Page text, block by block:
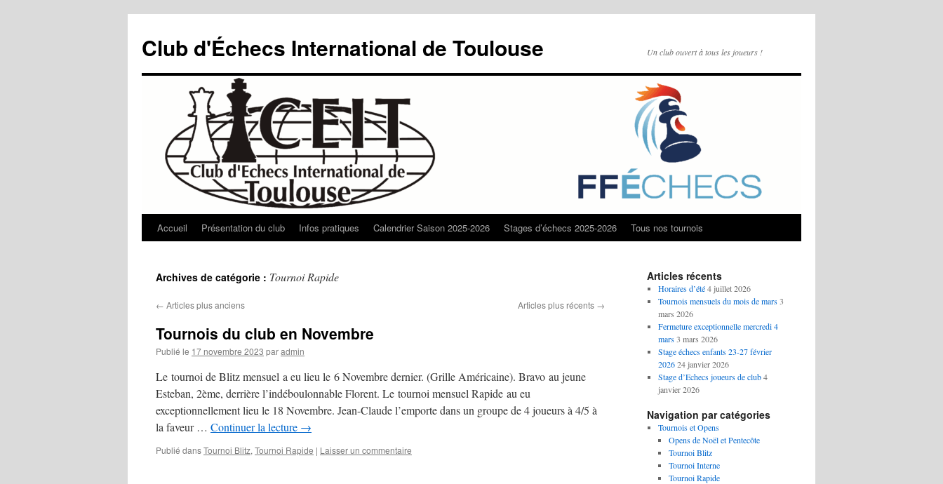
contenu
Club d'Échecs International de Toulouse Un club ouvert à tous les joueurs !
Accueil Présentation du club Infos pratiques Calendrier Saison 2025-2026 Stages d’échecs 2025-2026 Tous nos tournois
Archives de catégorie : Tournoi Rapide
← Articles plus anciens Articles plus récents →
Tournois du club en Novembre
Publié le 17 novembre 2023 paradmin
Le tournoi de Blitz mensuel a eu lieu le 6 Novembre dernier. (Grille Américaine). Bravo au jeune
Esteban, 2ème, derrière l’indéboulonnable Florent. Le tournoi mensuel Rapide au eu
exceptionnellement lieu le 18 Novembre. Jean-Claude l’emporte dans un groupe de 4 joueurs à 4/5 à
la faveur … Continuer la lecture →
Publié dansTournoi Blitz, Tournoi Rapide | Laisser un commentaire
Articles récents
Horaires d’été 4 juillet 2026
Tournois mensuels du mois de mars 3
mars 2026
Fermeture exceptionnelle mercredi 4
mars 3 mars 2026
Stage échecs enfants 23-27 février
2026 24 janvier 2026
Stage d’Echecs joueurs de club 4
janvier 2026
Navigation par catégories
Tournois et Opens
Opens de Noël et Pentecôte
Tournoi Blitz
Tournoi Interne
Tournoi Rapide